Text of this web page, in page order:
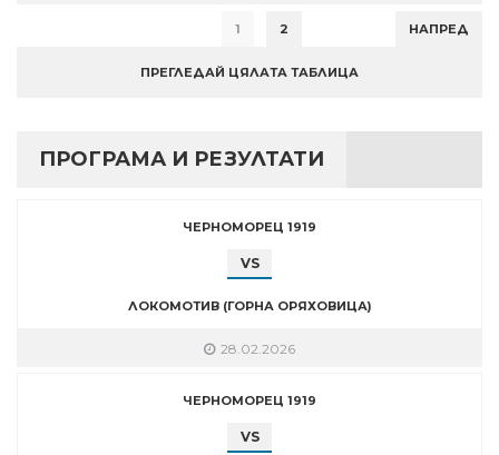
1 2 НАПРЕД
ПРЕГЛЕДАЙ ЦЯЛАТА ТАБЛИЦА
ПРОГРАМА И РЕЗУЛТАТИ
ЧЕРНОМОРЕЦ 1919
VS
ЛОКОМОТИВ (ГОРНА ОРЯХОВИЦА)
28.02.2026
ЧЕРНОМОРЕЦ 1919
VS